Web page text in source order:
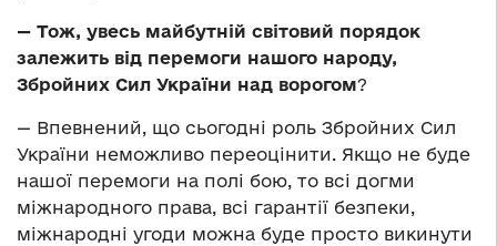
— Тож, увесь майбутній світовий порядок
залежить від перемоги нашого народу,
Збройних Сил України над ворогом?
— Впевнений, що сьогодні роль Збройних Сил
України неможливо переоцінити. Якщо не буде
нашої перемоги на полі бою, то всі догми
міжнародного права, всі гарантії безпеки,
міжнародні угоди можна буде просто викинути